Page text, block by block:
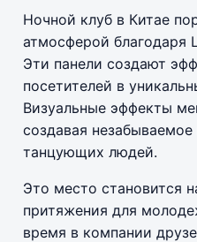
Ночной клуб в Китае
атмосферой благодаря
Эти панели создают
посетителей в
Визуальные эффекты
создавая незабываемое
танцующих людей.
Это место становится
притяжения для
время в компании